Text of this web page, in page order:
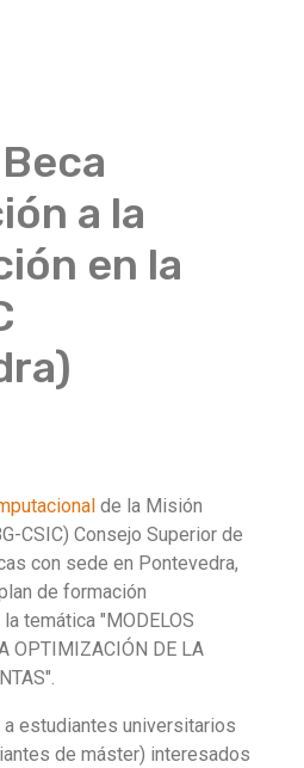
a la
en la
de la Misión
CSIC) Consejo Superior de
con sede en Pontevedra,
de formación
temática "MODELOS
OPTIMIZACIÓN DE LA
a estudiantes universitarios
de máster) interesados